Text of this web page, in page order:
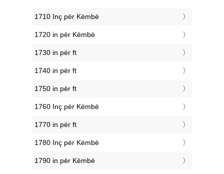
1710 Inç për Këmbë
1720 in për Këmbë
1730 in për ft
1740 in për ft
1750 in për ft
1760 Inç për Këmbë
1770 in për ft
1780 Inç për Këmbë
1790 in për Këmbë